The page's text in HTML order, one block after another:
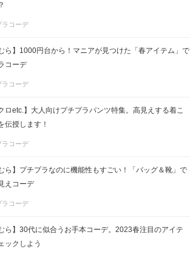
ラコーデ
ら】1000円台から！マニアが見つけた「春アイテム」で
コーデ
ラコーデ
ロetc.】大人向けプチプラパンツ特集。高見えする着こ
伝授します！
ラコーデ
ら】プチプラなのに機能性もすごい！「バッグ＆靴」で
えコーデ
ラコーデ
ら】30代に似合うお手本コーデ。2023春注目のアイテ
ックしよう